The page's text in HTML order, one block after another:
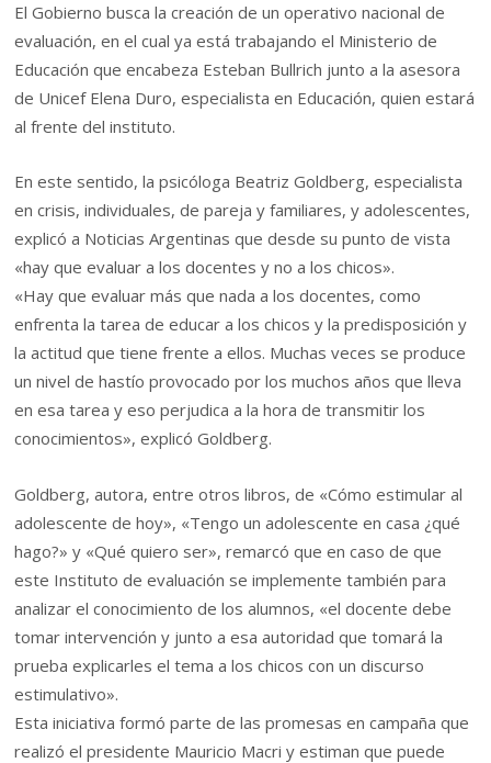
El Gobierno busca la creación de un operativo nacional de
evaluación, en el cual ya está trabajando el Ministerio de
Educación que encabeza Esteban Bullrich junto a la asesora
de Unicef Elena Duro, especialista en Educación, quien estará
al frente del instituto.
En este sentido, la psicóloga Beatriz Goldberg, especialista
en crisis, individuales, de pareja y familiares, y adolescentes,
explicó a Noticias Argentinas que desde su punto de vista
«hay que evaluar a los docentes y no a los chicos».
«Hay que evaluar más que nada a los docentes, como
enfrenta la tarea de educar a los chicos y la predisposición y
la actitud que tiene frente a ellos. Muchas veces se produce
un nivel de hastío provocado por los muchos años que lleva
en esa tarea y eso perjudica a la hora de transmitir los
conocimientos», explicó Goldberg.
Goldberg, autora, entre otros libros, de «Cómo estimular al
adolescente de hoy», «Tengo un adolescente en casa ¿qué
hago?» y «Qué quiero ser», remarcó que en caso de que
este Instituto de evaluación se implemente también para
analizar el conocimiento de los alumnos, «el docente debe
tomar intervención y junto a esa autoridad que tomará la
prueba explicarles el tema a los chicos con un discurso
estimulativo».
Esta iniciativa formó parte de las promesas en campaña que
realizó el presidente Mauricio Macri y estiman que puede